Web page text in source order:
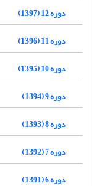
دوره 12 (1397)
دوره 11 (1396)
دوره 10 (1395)
دوره 9 (1394)
دوره 8 (1393)
دوره 7 (1392)
دوره 6 (1391)